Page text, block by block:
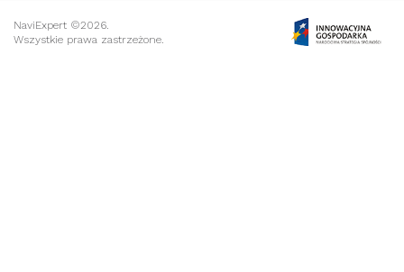
NaviExpert ©2026.
Wszystkie prawa zastrzeżone.